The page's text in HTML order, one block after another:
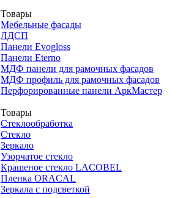
Товары
Мебельные фасады
ЛДСП
Панели Evogloss
Панели Eterno
МДФ панели для рамочных фасадов
МДФ профиль для рамочных фасадов
Перфорированные панели АркМастер
Товары
Стеклообработка
Стекло
Зеркало
Узорчатое стекло
Крашеное стекло LACOBEL
Пленка ORACAL
Зеркала с подсветкой